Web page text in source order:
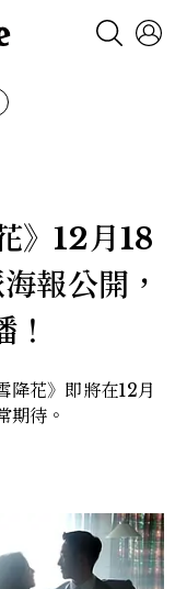
》12月18
報公開，
降花》即將在12月
期待。